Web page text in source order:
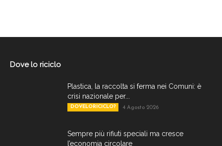
Dove lo riciclo
Plastica, la raccolta si ferma nei Comuni: è
crisi nazionale per...
DOVELORICICLO? 4 Agosto 2026
Sempre più rifiuti speciali ma cresce
l’economia circolare